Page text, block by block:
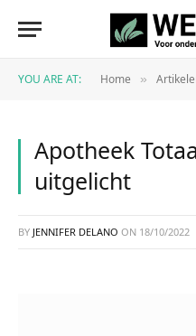
YOU ARE AT: Home »
Apotheek
uitgelicht
BY JENNIFER DELANO ON 18/10/2022